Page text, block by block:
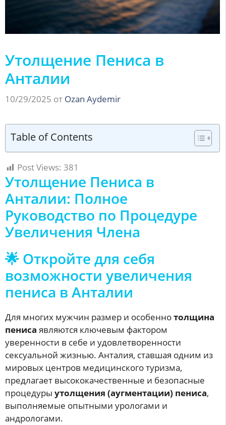
Утолщение Пениса в
Анталии
10/29/2025 от Ozan Aydemir
Table of Contents
Post Views: 381
Утолщение Пениса в
Анталии: Полное
Руководство по Процедуре
Увеличения Члена
🌟 Откройте для себя
возможности увеличения
пениса в Анталии
Для многих мужчин размер и особеннотолщина
пениса являются ключевым фактором
уверенности в себе и удовлетворенности
сексуальной жизнью. Анталия, ставшая одним из
мировых центров медицинского туризма,
предлагает высококачественные и безопасные
процедуры утолщения (аугментации) пениса,
выполняемые опытными урологами и
андрологами.